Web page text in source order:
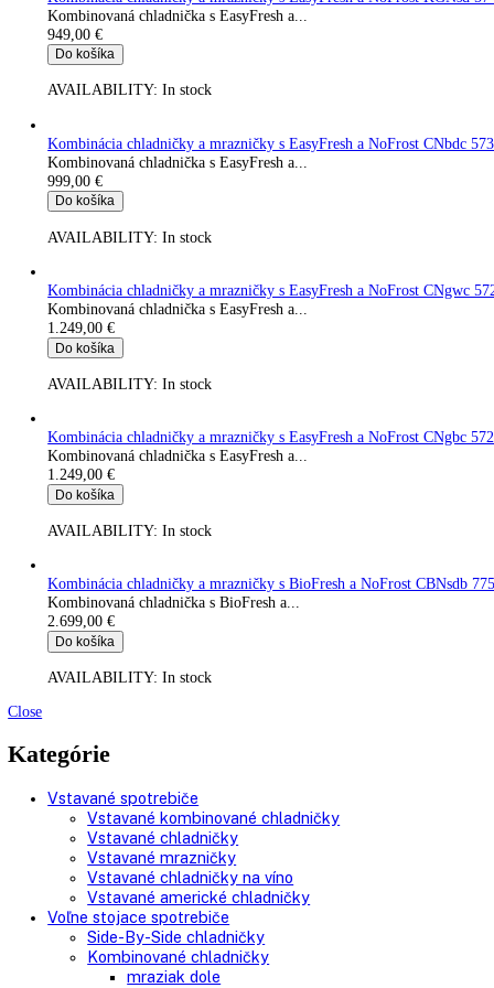
Do košíka
AVAILABILITY:
899,00€
Do košíka
AVAILABILITY:
Kombinovaná chladnička s EasyFresh a...
949,00€
Do košíka
AVAILABILITY: In stock
Kombinácia chladničky a mrazničky s EasyFresh a NoFrost
Kombinovaná chladnička s EasyFresh a...
999,00 €
Do košíka
AVAILABILITY:In stock
Kombinácia chladničky a mrazničky s EasyFresh a NoFrost
Kombinovaná chladnička s EasyFresh a...
1.249,00€
Kombinácia chladničky a mrazničky s EasyFresh a NoFrost
1.249,00€
Do košíka
AVAILABILITY:In stock
Kombinácia chladničky a mrazničky s BioFresh a NoFrost
Kombinovaná chladnička s BioFresh a...
2.699,00€